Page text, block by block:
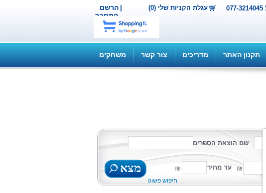
הרשם |
התחבר
עגלת הקניות שלי (0) 077-3214045
תקנון האתר מדריכים צור קשר משחקים
שם הוצאת הספרים
עד מחיר
מצא
חיפוש פשוט